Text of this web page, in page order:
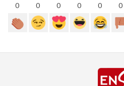
0 0 0 0 0 0